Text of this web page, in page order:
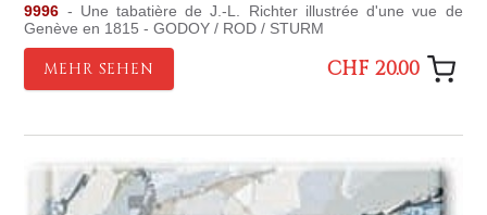
9996 - Une tabatière de J.-L. Richter illustrée d'une vue de
Genève en 1815 - GODOY / ROD / STURM
MEHR SEHEN CHF 20.00